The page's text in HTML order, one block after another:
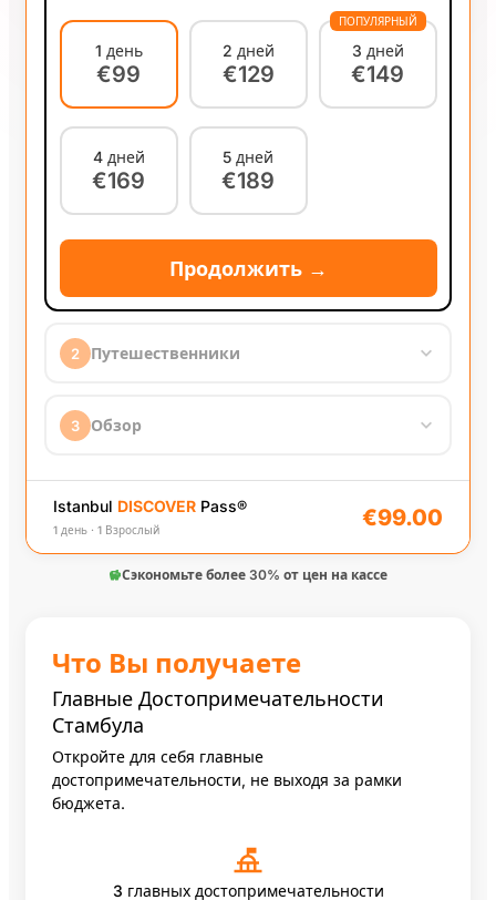
1 день
€99
2 дней
€129
ПОПУЛЯРНЫЙ
3 дней
€149
4 дней
€169
5 дней
€189
Продолжить →
2 Путешественники
Взрослый
€99.00 / человек
Ребёнок(5-12)
€89.00 / человек
Продолжить →
3 Обзор
Плата за мгновенный доступ
Итого по заказу €99.00
Istanbul DISCOVER Pass®
1 день · 1 Взрослый €99.00
Сэкономьте более 30% от цен на кассе
Что Вы получаете
Главные Достопримечательности
Стамбула
Откройте для себя главные
достопримечательности, не выходя за рамки
бюджета.
3 главных достопримечательности
100+ достопримечательностей и
Вход в Yildiz Palace без очереди с аудиогидом
Живое шоу «Legends of Istanbul»